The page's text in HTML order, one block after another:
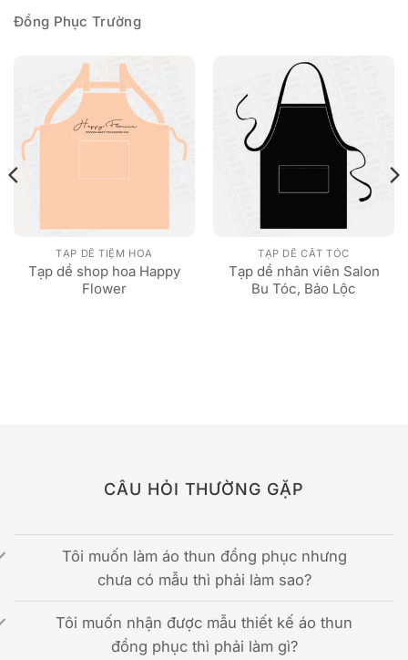
Đồng Phục Trường
TẠP DỀ TIỆM HOA
Tạp dề shop hoa Happy
Flower
TẠP DỀ CẮT TÓC
Tạp dề nhân viên Salon
Bu Tóc, Bảo Lộc
CÂU HỎI THƯỜNG GẶP
Tôi muốn làm áo thun đồng phục nhưng
chưa có mẫu thì phải làm sao?
Tôi muốn nhận được mẫu thiết kế áo thun
đồng phục thì phải làm gì?